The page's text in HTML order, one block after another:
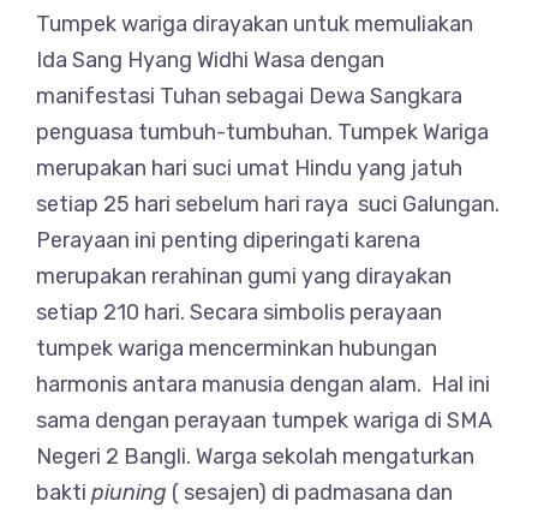
Tumpek wariga dirayakan untuk memuliakan
Ida Sang Hyang Widhi Wasa dengan
manifestasi Tuhan sebagai Dewa Sangkara
penguasa tumbuh-tumbuhan. Tumpek Wariga
merupakan hari suci umat Hindu yang jatuh
setiap 25 hari sebelum hari raya suci Galungan.
Perayaan ini penting diperingati karena
merupakan rerahinan gumi yang dirayakan
setiap 210 hari. Secara simbolis perayaan
tumpek wariga mencerminkan hubungan
harmonis antara manusia dengan alam. Hal ini
sama dengan perayaan tumpek wariga di SMA
Negeri 2 Bangli. Warga sekolah mengaturkan
bakti piuning ( sesajen) di padmasana dan